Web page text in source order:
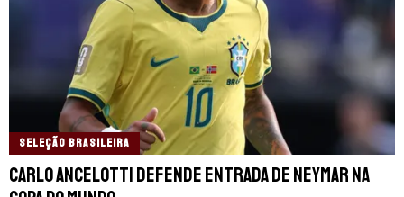
SELEÇÃO BRASILEIRA
Carlo Ancelotti defende entrada de Neymar na